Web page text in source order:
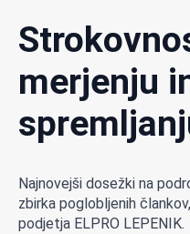
merjenju
Najnovejši dosežki na
zbirka poglobljenih
podjetja ELPRO LEPENIK.